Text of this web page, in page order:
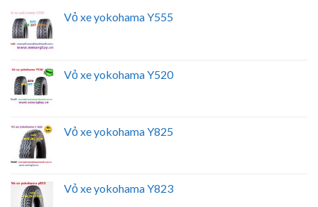
Vỏ xe yokohama Y555
Vỏ xe yokohama Y520
Vỏ xe yokohama Y825
Vỏ xe yokohama Y823